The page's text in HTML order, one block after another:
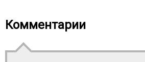
Комментарии